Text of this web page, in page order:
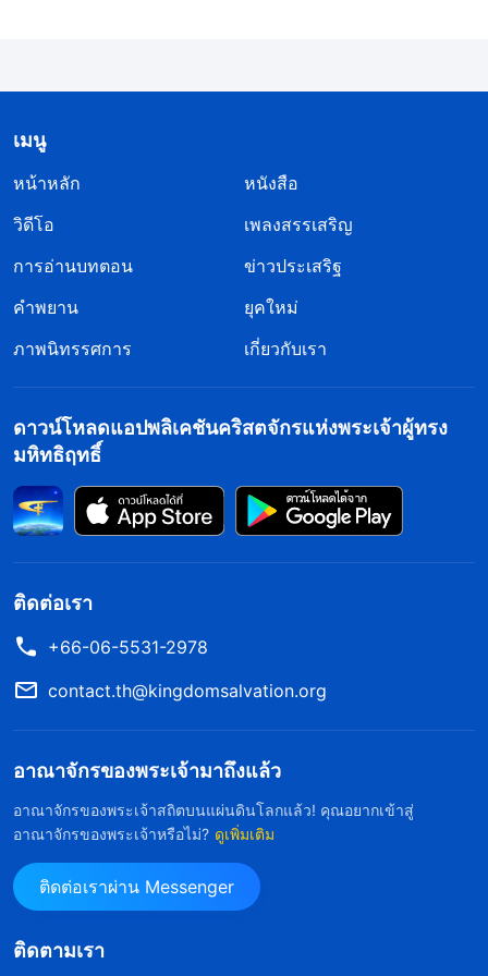
และช่วยงานของคริสตจักร งั้นฉันก็ควรนบนอบอย่าง
เจ้าบ้าน การนึกถึงน้ำพระทัยของพระเจ้า หรือค้ำชูงา
นของคริสตจักรไม่ได้อยู่ในใจฉันเลย แต่ฉันกลับเอาแต่
คิดว่าฉันจะสามารถโอ้อวด ให้คนอื่นยกย่องฉันได้หรือ
ไม่ และฉันจะสนองความทะนงตัวของฉันได้หรือไม่ นั่น
จะเป็นการนบนอบต่อพระเจ้าอย่างไร ฉันคิดย้อนไปถึง
ตอนที่ฉันเป็นผู้นำกลุ่ม ผู้นำคริสตจักรสามัคคีธรรมกับ
ความพยายามไหนใหญ่หลวงเกินไปในหน้าที่ของฉัน
และไม่ว่าจะหนักหรือเหน็ดเหนื่อยแค่ไหน ฉันก็ยินดีทำ
แต่เจอกับหน้าที่เจ้าบ้าน ฉันเริ่มคิดลบ คิดว่ามันต่ำต้อย
ที่สำคัญกว่านั้น ไม่ว่าฉันพยายามหนักแค่ไหน ความ
ชอบและไม่อยากทำ ที่จุดนั้นเองที่ฉันเห็นว่า ฉัน
พากเพียรอย่างมากในหน้าที่เก่าของฉัน เพราะฉัน
สามารถโอ้อวดให้คนอื่นยกย่องฉันได้ แต่ว่าหน้าที่เจ้า
มาตลอด และทั้งหมดที่ฉันเคยคิดถึงก็มีแค่ชื่อเสียง
จริงหรือนบนอบต่อพระเจ้าสักนิด!
ต่อมาฉันก็อ่านพระวจนะนี้ของพระเจ้า “
เมนู
หน้าหลัก
หนังสือ
วิดีโอ
เพลงสรรเสริญ
การอ่านบทตอน
ข่าวประเสริฐ
คำพยาน
ยุคใหม่
ภาพนิทรรศการ
เกี่ยวกับเรา
ดาวน์โหลดแอปพลิเคชันคริสตจักรแห่งพระเจ้าผู้ทรง
มหิทธิฤทธิ์
ติดต่อเรา
+66-06-5531-2978
contact.th@kingdomsalvation.org
อาณาจักรของพระเจ้ามาถึงแล้ว
อาณาจักรของพระเจ้าสถิตบนแผ่นดินโลกแล้ว! คุณอยากเข้าสู่
อาณาจักรของพระเจ้าหรือไม่? ดูเพิ่มเติม
ติดต่อเราผ่าน Messenger
ติดตามเรา